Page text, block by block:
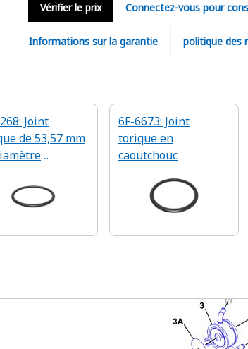
Vérifier le prix Connectez-vous pour
Informations sur la garantie politique des
Joint
de 53,57 mm
6F-6673: Joint
torique en
caoutchouc